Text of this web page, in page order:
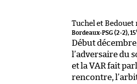
Tuchel et
Bordeaux-PSG (2-2), 15
Début
l’adversaire du
et la VAR fait
rencontre,